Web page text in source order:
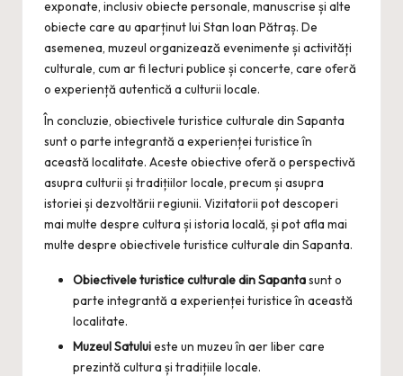
exponate, inclusiv obiecte personale, manuscrise și alte
obiecte care au aparținut lui Stan Ioan Pătraș. De
asemenea, muzeul organizează evenimente și activități
culturale, cum ar fi lecturi publice și concerte, care oferă
o experiență autentică a culturii locale.
În concluzie, obiectivele turistice culturale din Sapanta
sunt o parte integrantă a experienței turistice în
această localitate. Aceste obiective oferă o perspectivă
asupra culturii și tradițiilor locale, precum și asupra
istoriei și dezvoltării regiunii. Vizitatorii pot descoperi
mai multe despre cultura și istoria locală, și pot afla mai
multe despre obiectivele turistice culturale din Sapanta.
Obiectivele turistice culturale din Sapantasunt o
parte integrantă a experienței turistice în această
localitate.
Muzeul Satuluieste un muzeu în aer liber care
prezintă cultura și tradițiile locale.